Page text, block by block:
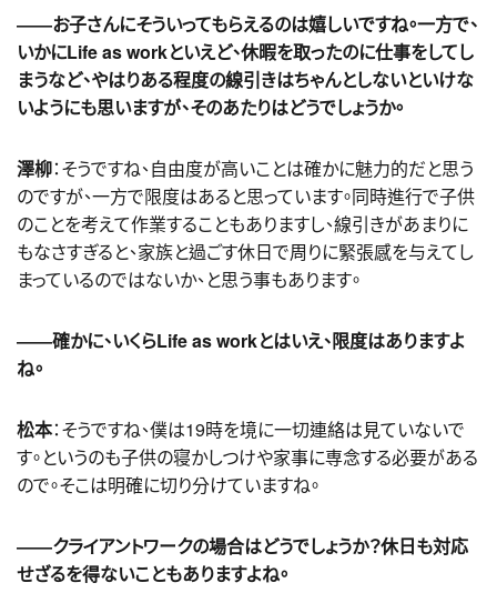
――お子さんにそういってもらえるのは嬉しいですね。一方で、
いかにLife as workといえど、休暇を取ったのに仕事をしてし
まうなど、やはりある程度の線引きはちゃんとしないといけな
いようにも思いますが、そのあたりはどうでしょうか。
澤柳：そうですね、自由度が高いことは確かに魅力的だと思う
のですが、一方で限度はあると思っています。同時進行で子供
のことを考えて作業することもありますし、線引きがあまりに
もなさすぎると、家族と過ごす休日で周りに緊張感を与えてし
まっているのではないか、と思う事もあります。
――確かに、いくらLife as workとはいえ、限度はありますよ
ね。
松本：そうですね、僕は19時を境に一切連絡は見ていないで
す。というのも子供の寝かしつけや家事に専念する必要がある
ので。そこは明確に切り分けていますね。
――クライアントワークの場合はどうでしょうか？休日も対応
せざるを得ないこともありますよね。